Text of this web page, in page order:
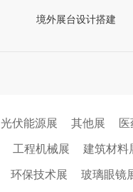
境外展台设计搭建
光伏能源展 其他展
工程机械展 建筑材料
环保技术展 玻璃眼镜